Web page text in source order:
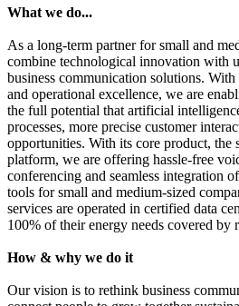
What we do...
As a long-term partner for small and
combine technological innovation with
business communication solutions.
and operational excellence, we are
the full potential that artificial
processes, more precise customer
opportunities. With its core product, the
platform, we are offering hassle-free
conferencing and seamless integration
tools for small and medium-sized
services are operated in certified data
100% of their energy needs covered by
How & why we do it
Our vision is to rethink business